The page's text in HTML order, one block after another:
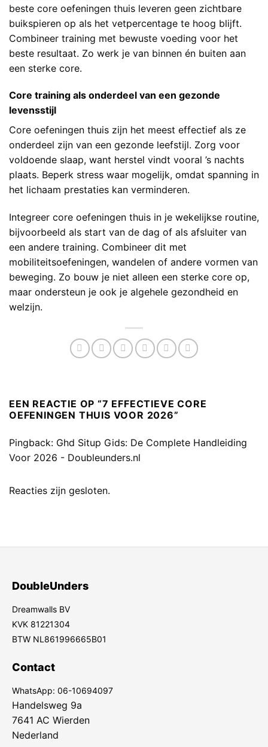
beste core oefeningen thuis leveren geen zichtbare
buikspieren op als het vetpercentage te hoog blijft.
Combineer training met bewuste voeding voor het
beste resultaat. Zo werk je van binnen én buiten aan
een sterke core.
Core training als onderdeel van een gezonde
levensstijl
Core oefeningen thuis zijn het meest effectief als ze
onderdeel zijn van een gezonde leefstijl. Zorg voor
voldoende slaap, want herstel vindt vooral ’s nachts
plaats. Beperk stress waar mogelijk, omdat spanning in
het lichaam prestaties kan verminderen.
Integreer core oefeningen thuis in je wekelijkse routine,
bijvoorbeeld als start van de dag of als afsluiter van
een andere training. Combineer dit met
mobiliteitsoefeningen, wandelen of andere vormen van
beweging. Zo bouw je niet alleen een sterke core op,
maar ondersteun je ook je algehele gezondheid en
welzijn.
EEN REACTIE OP “7 EFFECTIEVE CORE
OEFENINGEN THUIS VOOR 2026”
Pingback: Ghd Situp Gids: De Complete Handleiding
Voor 2026 - Doubleunders.nl
Reacties zijn gesloten.
DoubleUnders
Dreamwalls BV
KVK 81221304
BTW NL861996665B01
Contact
WhatsApp: 06-10694097
Handelsweg 9a
7641 AC Wierden
Nederland